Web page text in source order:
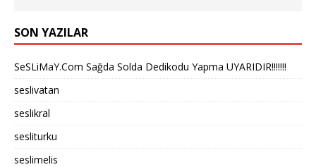
SON YAZILAR
SeSLiMaY.Com Sağda Solda Dedikodu Yapma UYARIDIR!!!!!!!
seslivatan
seslikral
sesliturku
seslimelis